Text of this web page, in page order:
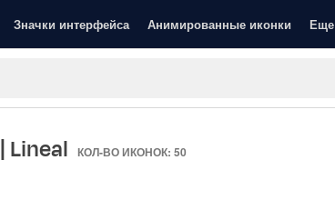
Значки интерфейса Анимированные иконки Еще
| Lineal КОЛ-ВО ИКОНОК: 50